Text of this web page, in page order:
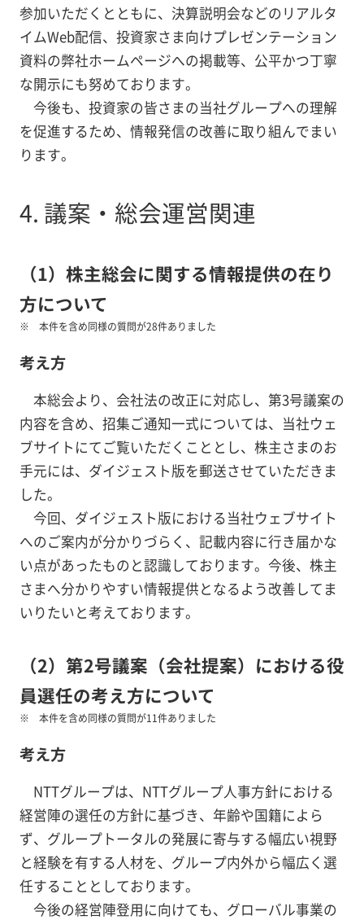
参加いただくとともに、決算説明会などのリアルタ
イムWeb配信、投資家さま向けプレゼンテーション
資料の弊社ホームページへの掲載等、公平かつ丁寧
な開示にも努めております。
今後も、投資家の皆さまの当社グループへの理解
を促進するため、情報発信の改善に取り組んでまい
ります。
4. 議案・総会運営関連
（1）株主総会に関する情報提供の在り
方について
本件を含め同様の質問が28件ありました
考え方
本総会より、会社法の改正に対応し、第3号議案の
内容を含め、招集ご通知一式については、当社ウェ
ブサイトにてご覧いただくこととし、株主さまのお
手元には、ダイジェスト版を郵送させていただきま
した。
今回、ダイジェスト版における当社ウェブサイト
へのご案内が分かりづらく、記載内容に行き届かな
い点があったものと認識しております。今後、株主
さまへ分かりやすい情報提供となるよう改善してま
いりたいと考えております。
（2）第2号議案（会社提案）における役
員選任の考え方について
本件を含め同様の質問が11件ありました
考え方
NTTグループは、NTTグループ人事方針における
経営陣の選任の方針に基づき、年齢や国籍によら
ず、グループトータルの発展に寄与する幅広い視野
と経験を有する人材を、グループ内外から幅広く選
任することとしております。
今後の経営陣登用に向けても、グローバル事業の